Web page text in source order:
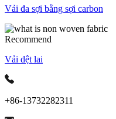
Vải đa sợi bằng sợi carbon
Recommend
Vải dệt lai
+86-13732282311